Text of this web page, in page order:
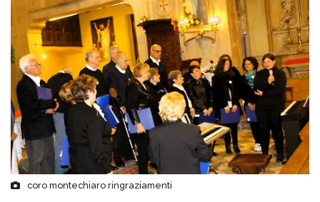
coro montechiaro ringraziamenti